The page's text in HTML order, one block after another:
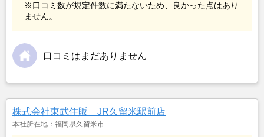
※口コミ数が規定件数に満たないため、良かった点はあり
ません。
口コミはまだありません
株式会社東武住販 JR久留米駅前店
本社所在地：福岡県久留米市